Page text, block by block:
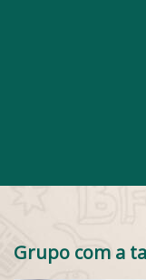
Grupo com a